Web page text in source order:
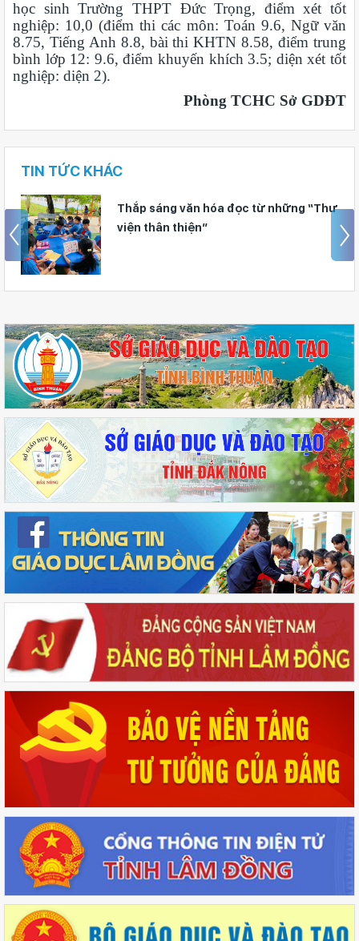
học sinh Trường THPT Đức Trọng, điểm xét tốt
nghiệp: 10,0 (điểm thi các môn: Toán 9.6, Ngữ văn
8.75, Tiếng Anh 8.8, bài thi KHTN 8.58, điểm trung
bình lớp 12: 9.6, điểm khuyến khích 3.5; diện xét tốt
nghiệp: diện 2).
Phòng TCHC Sở GDĐT
TIN TỨC KHÁC
Huy động gần 470 triệu đồng từ phong
trào “Trường giúp trường”